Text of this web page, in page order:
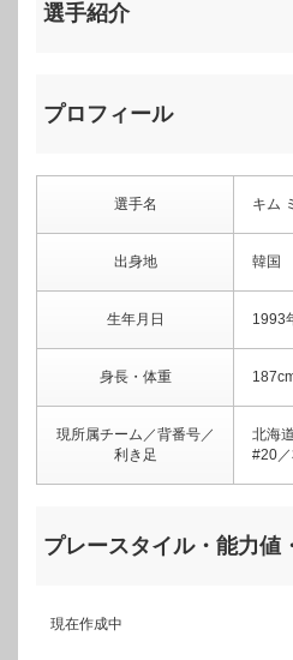
選手紹介
プロフィール
選手名 キム
出身地 韓国
生年月日 1993
身長・体重
現所属チーム／背番号／
利き足
北海
#20／
プレースタイル・能力値
現在作成中